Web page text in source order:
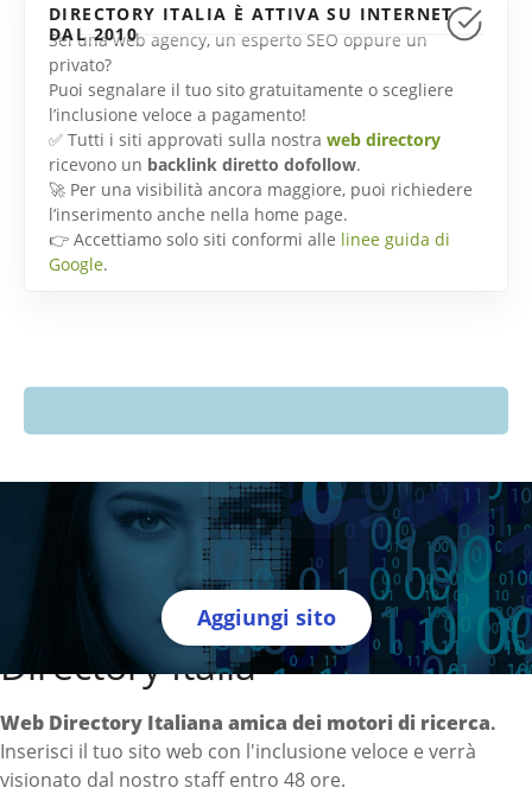
DIRECTORY ITALIA È ATTIVA SU INTERNET
DAL 2010
Sei una web agency, un esperto SEO oppure un
privato?
Puoi segnalare il tuo sito gratuitamente o scegliere
l’inclusione veloce a pagamento!
✅ Tutti i siti approvati sulla nostra web directory
ricevono un backlink diretto dofollow.
🚀 Per una visibilità ancora maggiore, puoi richiedere
l’inserimento anche nella home page.
👉 Accettiamo solo siti conformi alle linee guida di
Google.
Aggiungi sito
Directory Italia
Web Directory Italiana amica dei motori di ricerca.
Inserisci il tuo sito web con l'inclusione veloce e verrà
visionato dal nostro staff entro 48 ore.